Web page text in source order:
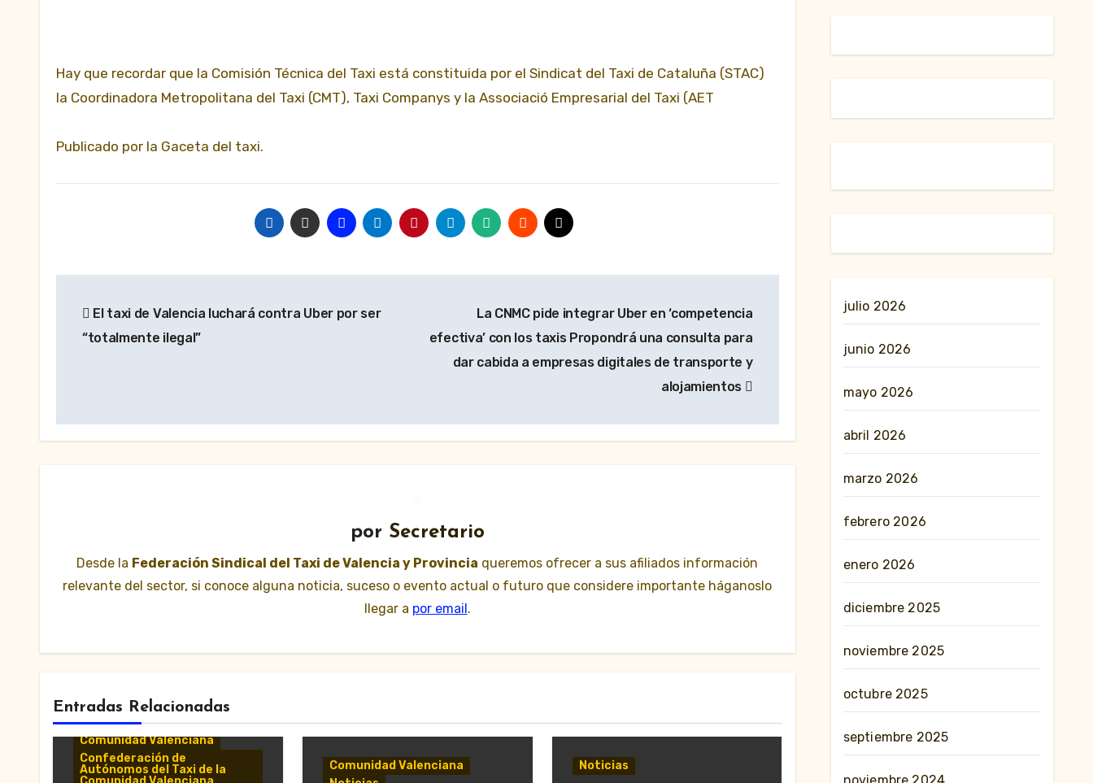
Hay que recordar que la Comisión Técnica del Taxi está constituida por el Sindicat del Taxi de Cataluña (STAC)
la Coordinadora Metropolitana del Taxi (CMT), Taxi Companys y la Associació Empresarial del Taxi (AET
Publicado por la Gaceta del taxi.
de El taxi de Valencia luchará contra Uber por ser
“totalmente ilegal”
La CNMC pide integrar Uber en ‘competencia
efectiva’ con los taxis Propondrá una consulta para
dar cabida a empresas digitales de transporte y
alojamientos
por Secretario
Desde la Federación Sindical del Taxi de Valencia y Provincia queremos ofrecer a sus afiliados información
relevante del sector, si conoce alguna noticia, suceso o evento actual o futuro que considere importante háganoslo
llegar a por email.
Entradas Relacionadas
Comunicados y notas de
prensa
Comunidad Valenciana
Confederación de
Autónomos del Taxi de la
Comunidad Valenciana
Noticias
julio 2026
junio 2026
mayo 2026
abril 2026
marzo 2026
febrero 2026
enero 2026
diciembre 2025
noviembre 2025
octubre 2025
septiembre 2025